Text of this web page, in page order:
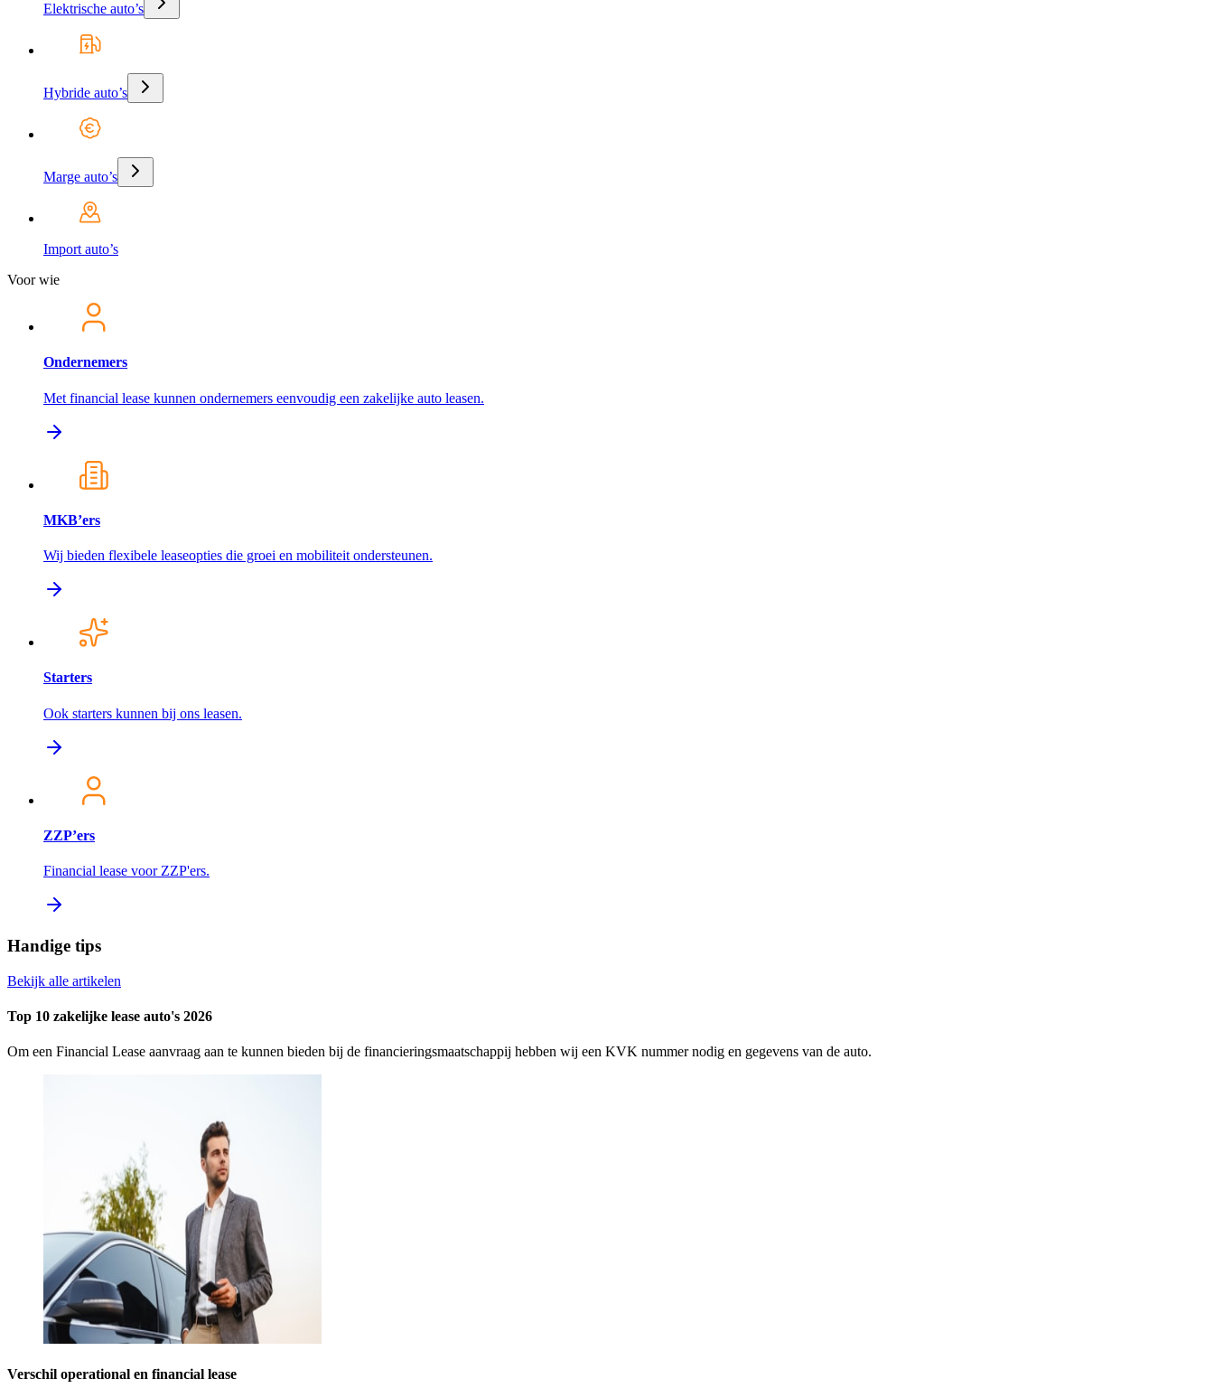
Elektrische auto’s
Hybride auto’s
Marge auto’s
Import auto’s
Voor wie
Ondernemers
Met financial lease kunnen ondernemers eenvoudig een zakelijke auto leasen.
MKB’ers
Wij bieden flexibele leaseopties die groei en mobiliteit ondersteunen.
Starters
Ook starters kunnen bij ons leasen.
ZZP’ers
Financial lease voor ZZP'ers.
Handige tips
Bekijk alle artikelen
Top 10 zakelijke lease auto's 2026
Om een Financial Lease aanvraag aan te kunnen bieden bij de financieringsmaatschappij hebben wij een KVK nummer nodig en gegevens van de auto.
Verschil operational en financial lease